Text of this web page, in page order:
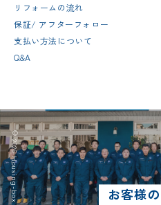
リフォームの流れ
保証/ アフターフォロー
支払い方法について
Q&A
お客様の
© 2026 Housing-box Inc.